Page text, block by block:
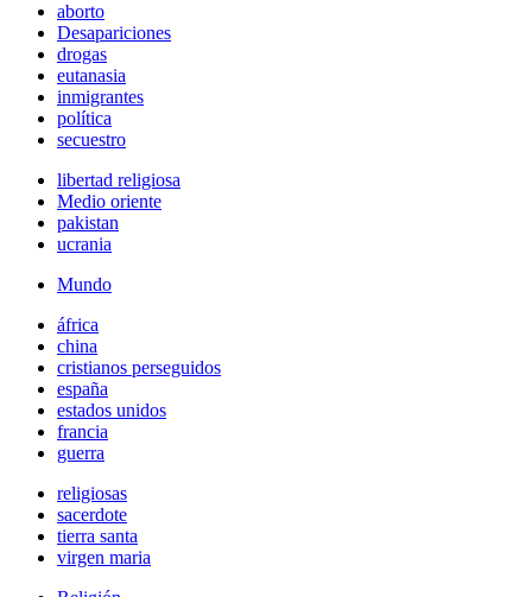
aborto
Desapariciones
drogas
eutanasia
inmigrantes
política
secuestro
libertad religiosa
Medio oriente
pakistan
ucrania
Mundo
áfrica
china
cristianos perseguidos
españa
estados unidos
francia
guerra
religiosas
sacerdote
tierra santa
virgen maria